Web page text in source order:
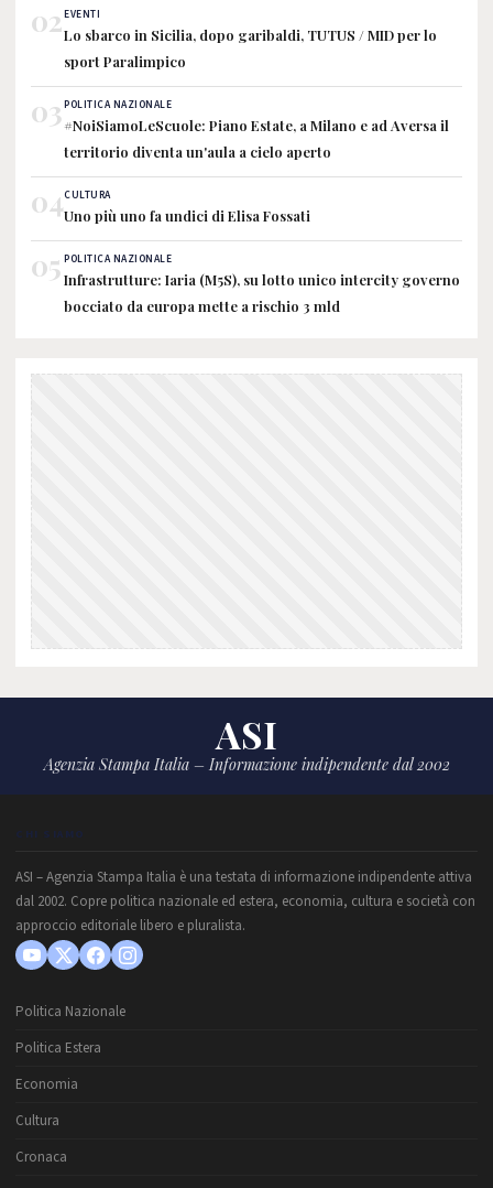
02EVENTI
Lo sbarco in Sicilia, dopo garibaldi, TUTUS / MID per lo
sport Paralimpico
03POLITICA NAZIONALE
#NoiSiamoLeScuole: Piano Estate, a Milano e ad Aversa il
territorio diventa un'aula a cielo aperto
04CULTURA
Uno più uno fa undici di Elisa Fossati
05 POLITICA NAZIONALE
Infrastrutture: Iaria (M5S), su lotto unico intercity governo
bocciato da europa mette a rischio 3 mld
ASI
Agenzia Stampa Italia – Informazione indipendente dal 2002
CHI SIAMO
ASI – Agenzia Stampa Italia è una testata di informazione indipendente attiva
dal 2002. Copre politica nazionale ed estera, economia, cultura e società con
approccio editoriale libero e pluralista.
Politica Nazionale
Politica Estera
Economia
Cultura
Cronaca